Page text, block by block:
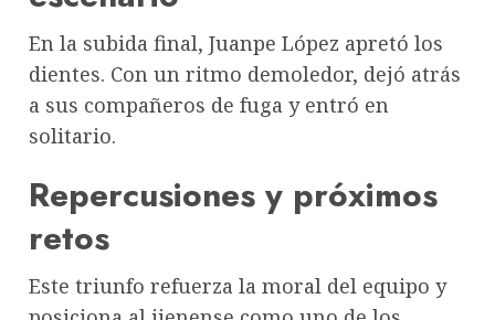
En la subida final, Juanpe López apretó los
dientes. Con un ritmo demoledor, dejó atrás
a sus compañeros de fuga y entró en
solitario.
Repercusiones y próximos
retos
Este triunfo refuerza la moral del equipo y